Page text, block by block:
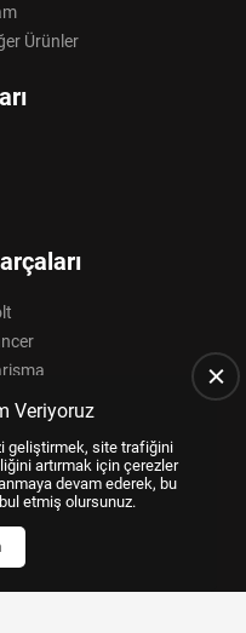
Ürünler
Veriyoruz
geliştirmek, site trafiğini
artırmak için çerezler
devam ederek, bu
etmiş olursunuz.